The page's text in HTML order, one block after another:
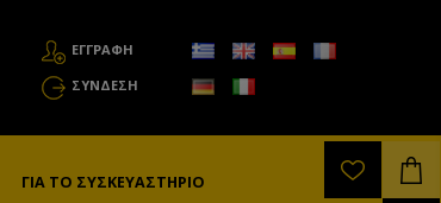
ΕΓΓΡΑΦΗ
ΣΎΝΔΕΣΗ
ΓΙΑ ΤΟ ΣΥΣΚΕΥΑΣΤΉΡΙΟ